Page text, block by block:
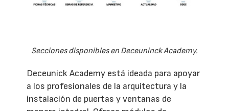
Secciones disponibles en Deceuninck Academy.
Deceunick Academy está ideada para apoyar
a los profesionales de la arquitectura y la
instalación de puertas y ventanas de